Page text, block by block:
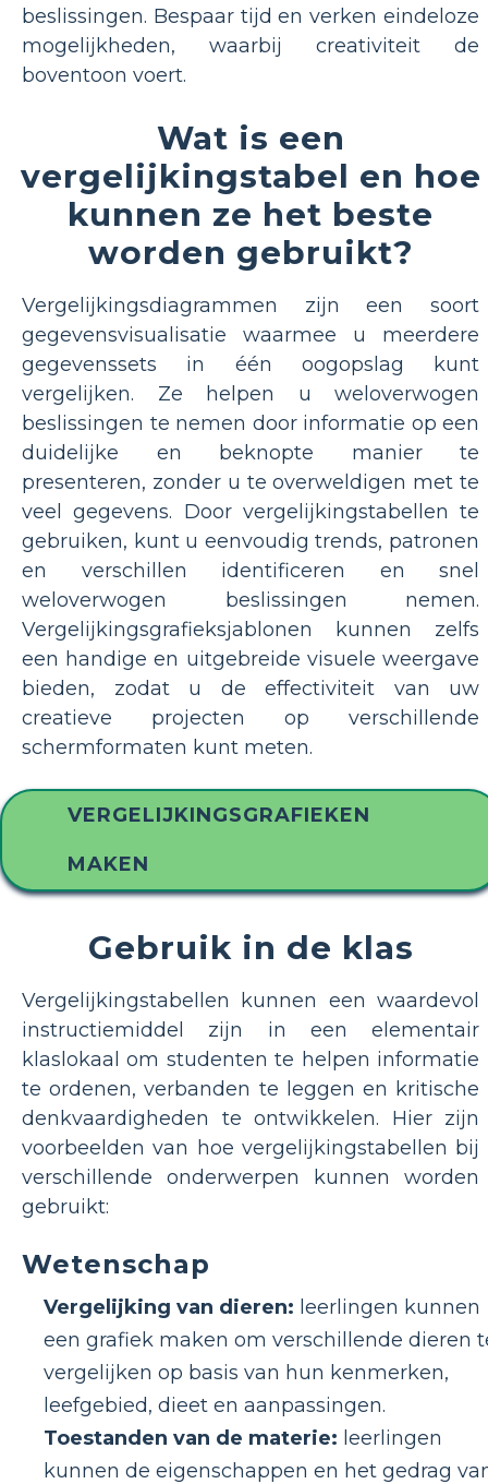
beslissingen. Bespaar tijd en verken eindeloze
mogelijkheden, waarbij creativiteit de
boventoon voert.
Wat is een
vergelijkingstabel en hoe
kunnen ze het beste
worden gebruikt?
Vergelijkingsdiagrammen zijn een soort
gegevensvisualisatie waarmee u meerdere
gegevenssets in één oogopslag kunt
vergelijken. Ze helpen u weloverwogen
beslissingen te nemen door informatie op een
duidelijke en beknopte manier te
presenteren, zonder u te overweldigen met te
veel gegevens. Door vergelijkingstabellen te
gebruiken, kunt u eenvoudig trends, patronen
en verschillen identificeren en snel
weloverwogen beslissingen nemen.
Vergelijkingsgrafieksjablonen kunnen zelfs
een handige en uitgebreide visuele weergave
bieden, zodat u de effectiviteit van uw
creatieve projecten op verschillende
schermformaten kunt meten.
VERGELIJKINGSGRAFIEKEN
MAKEN
Gebruik in de klas
Vergelijkingstabellen kunnen een waardevol
instructiemiddel zijn in een elementair
klaslokaal om studenten te helpen informatie
te ordenen, verbanden te leggen en kritische
denkvaardigheden te ontwikkelen. Hier zijn
voorbeelden van hoe vergelijkingstabellen bij
verschillende onderwerpen kunnen worden
gebruikt:
Wetenschap
Vergelijking van dieren: leerlingen kunnen
een grafiek maken om verschillende dieren
vergelijken op basis van hun kenmerken,
leefgebied, dieet en aanpassingen.
Toestanden van de materie: leerlingen
kunnen de eigenschappen en het gedrag